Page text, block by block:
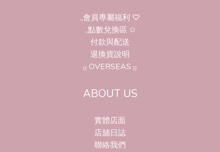
,,會員專屬福利 ♡
,,點數兌換區 ✩
付款與配送
退換貨說明
₍₍ OVERSEAS ₎₎
ABOUT US
實體店面
店舖日誌
聯絡我們